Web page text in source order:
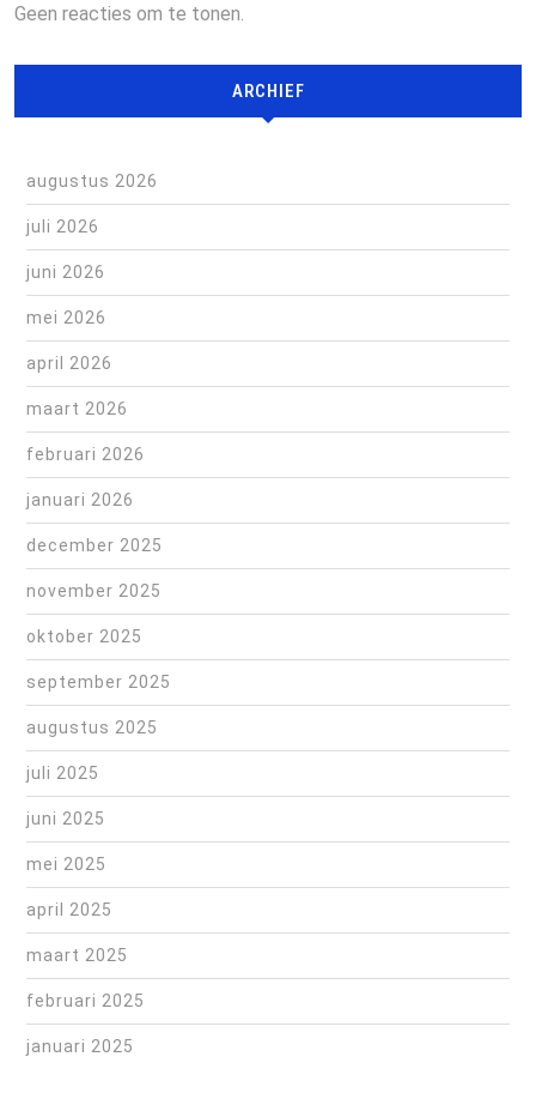
Geen reacties om te tonen.
ARCHIEF
augustus 2026
juli 2026
juni 2026
mei 2026
april 2026
maart 2026
februari 2026
januari 2026
december 2025
november 2025
oktober 2025
september 2025
augustus 2025
juli 2025
juni 2025
mei 2025
april 2025
maart 2025
februari 2025
januari 2025